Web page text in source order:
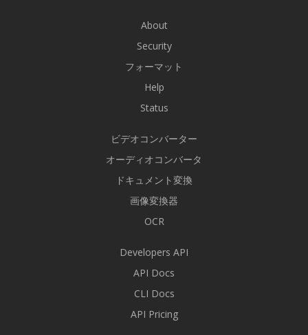
About
Security
フォーマット
Help
Status
ビデオコンバーター
オーディオコンバータ
ドキュメント変換
画像変換器
OCR
Developers API
API Docs
CLI Docs
API Pricing